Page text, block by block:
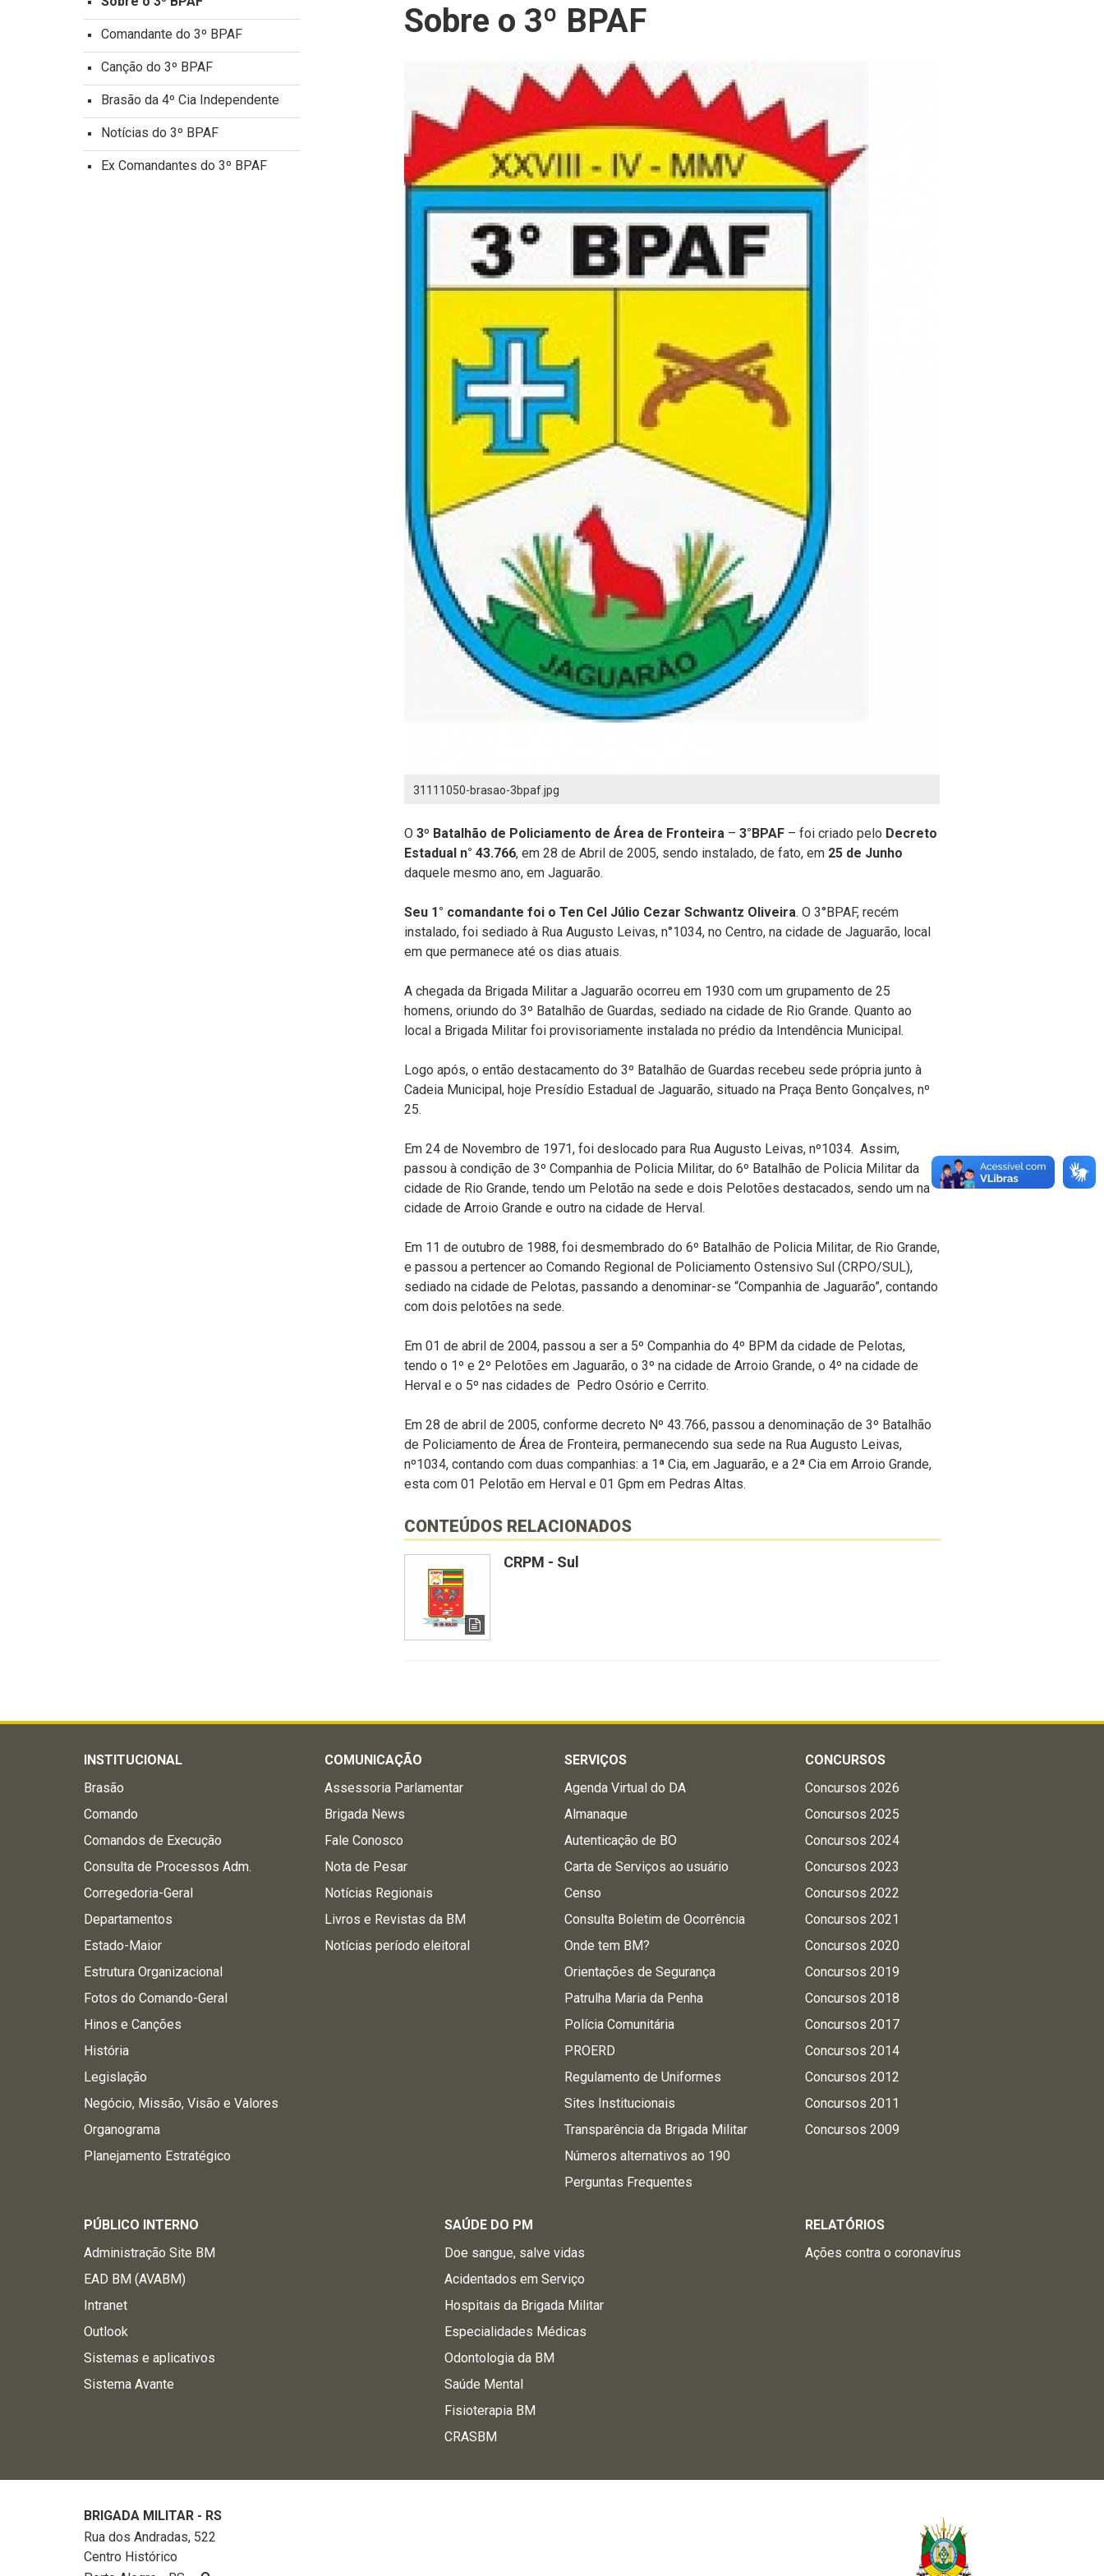
Sobre o 3º BPAF
31111050-brasao-3bpaf.jpg
O 3º Batalhão de Policiamento de Área de Fronteira – 3°BPAF – foi criado pelo Decreto
Estadual n° 43.766, em 28 de Abril de 2005, sendo instalado, de fato, em 25 de Junho
daquele mesmo ano, em Jaguarão.
Seu 1° comandante foi o Ten Cel Júlio Cezar Schwantz Oliveira. O 3°BPAF, recém
instalado, foi sediado à Rua Augusto Leivas, n°1034, no Centro, na cidade de Jaguarão, local
em que permanece até os dias atuais.
A chegada da Brigada Militar a Jaguarão ocorreu em 1930 com um grupamento de 25
homens, oriundo do 3º Batalhão de Guardas, sediado na cidade de Rio Grande. Quanto ao
local a Brigada Militar foi provisoriamente instalada no prédio da Intendência Municipal.
Logo após, o então destacamento do 3º Batalhão de Guardas recebeu sede própria junto à
Cadeia Municipal, hoje Presídio Estadual de Jaguarão, situado na Praça Bento Gonçalves, nº
25.
Em 24 de Novembro de 1971, foi deslocado para Rua Augusto Leivas, nº1034. Assim,
passou à condição de 3º Companhia de Policia Militar, do 6º Batalhão de Policia Militar da
cidade de Rio Grande, tendo um Pelotão na sede e dois Pelotões destacados, sendo um na
cidade de Arroio Grande e outro na cidade de Herval.
Em 11 de outubro de 1988, foi desmembrado do 6º Batalhão de Policia Militar, de Rio Grande,
e passou a pertencer ao Comando Regional de Policiamento Ostensivo Sul (CRPO/SUL),
sediado na cidade de Pelotas, passando a denominar-se “Companhia de Jaguarão”, contando
com dois pelotões na sede.
Em 01 de abril de 2004, passou a ser a 5º Companhia do 4º BPM da cidade de Pelotas,
tendo o 1º e 2º Pelotões em Jaguarão, o 3º na cidade de Arroio Grande, o 4º na cidade de
Herval e o 5º nas cidades de Pedro Osório e Cerrito.
Em 28 de abril de 2005, conforme decreto Nº 43.766, passou a denominação de 3º Batalhão
de Policiamento de Área de Fronteira, permanecendo sua sede na Rua Augusto Leivas,
nº1034, contando com duas companhias: a 1ª Cia, em Jaguarão, e a 2ª Cia em Arroio Grande,
esta com 01 Pelotão em Herval e 01 Gpm em Pedras Altas.
CONTEÚDOS RELACIONADOS
CRPM - Sul
Comandante do 3º BPAF
Canção do 3º BPAF
Brasão da 4º Cia Independente
Notícias do 3º BPAF
Ex Comandantes do 3º BPAF
INSTITUCIONAL
Brasão
Comando
Comandos de Execução
Consulta de Processos Adm.
Corregedoria-Geral
Departamentos
Estado-Maior
Estrutura Organizacional
Fotos do Comando-Geral
Hinos e Canções
História
Legislação
Negócio, Missão, Visão e Valores
Organograma
Planejamento Estratégico
COMUNICAÇÃO
Assessoria Parlamentar
Brigada News
Fale Conosco
Nota de Pesar
Notícias Regionais
Livros e Revistas da BM
Notícias período eleitoral
SERVIÇOS
Agenda Virtual do DA
Almanaque
Autenticação de BO
Carta de Serviços ao usuário
Censo
Consulta Boletim de Ocorrência
Onde tem BM?
Orientações de Segurança
Patrulha Maria da Penha
Polícia Comunitária
PROERD
Regulamento de Uniformes
Sites Institucionais
Transparência da Brigada Militar
Números alternativos ao 190
Perguntas Frequentes
CONCURSOS
Concursos 2026
Concursos 2025
Concursos 2024
Concursos 2023
Concursos 2022
Concursos 2021
Concursos 2020
Concursos 2019
Concursos 2018
Concursos 2017
Concursos 2014
Concursos 2012
Concursos 2011
Concursos 2009
PÚBLICO INTERNO
Administração Site BM
EAD BM (AVABM)
Intranet
Outlook
Sistemas e aplicativos
Sistema Avante
SAÚDE DO PM
Doe sangue, salve vidas
Acidentados em Serviço
Hospitais da Brigada Militar
Especialidades Médicas
Odontologia da BM
Saúde Mental
Fisioterapia BM
CRASBM
RELATÓRIOS
Ações contra o coronavírus
BRIGADA MILITAR - RS
Rua dos Andradas, 522
Centro Histórico